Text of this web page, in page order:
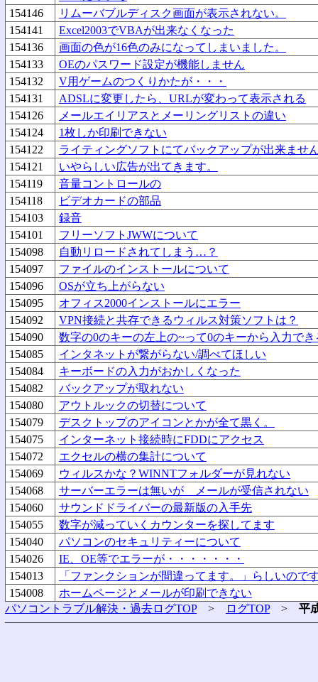
154146
リムーバブルディスク画面が表示されない。
154141
Excel2003でVBAが出来なくなった
154136
画面の色が16色のみになってしまいました。
154133
OEのパスワード設定が機能しません
154132
V用ゲームのつくりかたが・・・
154131
ADSLに変更したら、URLが変わって表示される
154126
メールエイリアスとメーリングリストの違い
154124
1枚しか印刷できない
154122
ライティングソフトにてバックアップが出来ませ
154121
いやらしい広告が出てきます。
154119
音量コントロールの
154118
ビデオカードの部品
154103
録音
154101
フリーソフトJWWについて
154098
自動リロードされてしまう…？
154097
ファイルのインストールについて
154096
OSが立ち上がらない
154095
オフィス2000インストールにエラー
154092
VPN接続と共存できるウィルス対策ソフトは？
154090
数字の0のキーの左上の~って0のキーから入力でき
154085
インタネットが繋がらない/調べてほしい
154084
キーボードの入力がおかしくなった
154082
バックアップが取れない
154080
アウトルックの切替について
154079
デスクトップのアイコンとかが全て黒く。
154075
インターネット接続時にFDDにアクセス
154072
エクセルの横の集計について
154069
ウィルスかな？WINNTフォルダーが見れない
154068
サーバーエラーは無いが メールが受信されない
154060
サウンドドライバーの最新版の入手先
154055
数字が減っていくカウンターを探してます
154040
パソコンのセキュリティーについて
154026
IE、OE等でエラーが・・・・・・・
154013
「ファンクションが間違ってます。」らしいので
154008
ホームページとメールが印刷できない
パソコントラブル解決・過去ログTOP> ログTOP> 平